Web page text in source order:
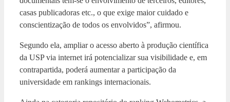
casas publicadoras etc., o que exige maior cuidado e
conscientização de todos os envolvidos”, afirmou.
Segundo ela, ampliar o acesso aberto à produção científica
da USP via internet irá potencializar sua visibilidade e, em
contrapartida, poderá aumentar a participação da
universidade em rankings internacionais.